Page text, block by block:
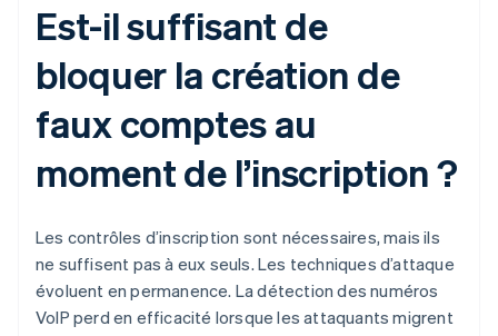
Est-il suffisant de
bloquer la création de
faux comptes au
moment de l’inscription ?
Les contrôles d’inscription sont nécessaires, mais ils
ne suffisent pas à eux seuls. Les techniques d’attaque
évoluent en permanence. La détection des numéros
VoIP perd en efficacité lorsque les attaquants migrent